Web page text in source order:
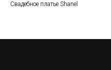
Свадебное платье Shanel